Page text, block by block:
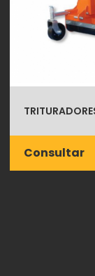
Consultar